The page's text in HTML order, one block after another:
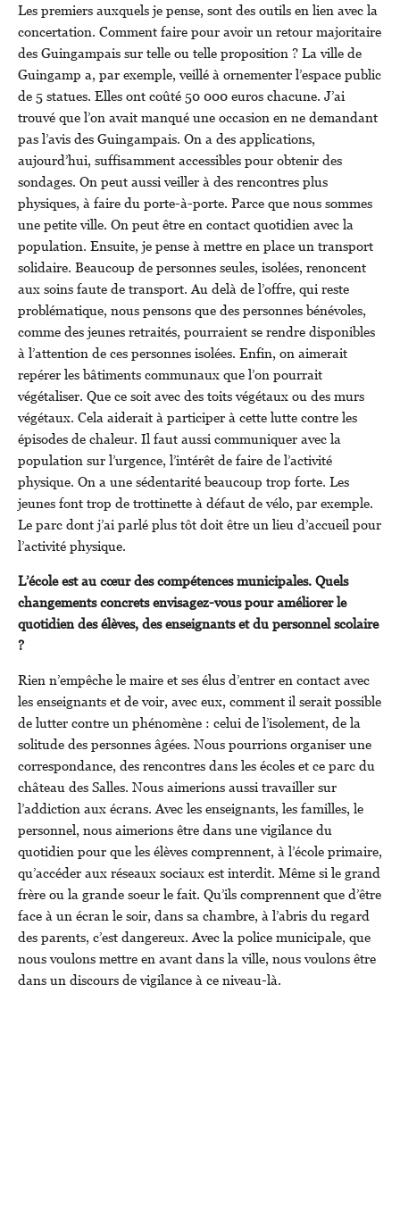
Les premiers auxquels je pense, sont des outils en lien avec la
concertation. Comment faire pour avoir un retour majoritaire
des Guingampais sur telle ou telle proposition ? La ville de
Guingamp a, par exemple, veillé à ornementer l’espace public
de 5 statues. Elles ont coûté 50 000 euros chacune. J’ai
trouvé que l’on avait manqué une occasion en ne demandant
pas l’avis des Guingampais. On a des applications,
aujourd’hui, suffisamment accessibles pour obtenir des
sondages. On peut aussi veiller à des rencontres plus
physiques, à faire du porte-à-porte. Parce que nous sommes
une petite ville. On peut être en contact quotidien avec la
population. Ensuite, je pense à mettre en place un transport
solidaire. Beaucoup de personnes seules, isolées, renoncent
aux soins faute de transport. Au delà de l’offre, qui reste
problématique, nous pensons que des personnes bénévoles,
comme des jeunes retraités, pourraient se rendre disponibles
à l’attention de ces personnes isolées. Enfin, on aimerait
repérer les bâtiments communaux que l’on pourrait
végétaliser. Que ce soit avec des toits végétaux ou des murs
végétaux. Cela aiderait à participer à cette lutte contre les
épisodes de chaleur. Il faut aussi communiquer avec la
population sur l’urgence, l’intérêt de faire de l’activité
physique. On a une sédentarité beaucoup trop forte. Les
jeunes font trop de trottinette à défaut de vélo, par exemple.
Le parc dont j’ai parlé plus tôt doit être un lieu d’accueil pour
l’activité physique.
L’école est au cœur des compétences municipales. Quels
changements concrets envisagez-vous pour améliorer le
quotidien des élèves, des enseignants et du personnel scolaire
?
Rien n’empêche le maire et ses élus d’entrer en contact avec
les enseignants et de voir, avec eux, comment il serait possible
de lutter contre un phénomène : celui de l’isolement, de la
solitude des personnes âgées. Nous pourrions organiser une
correspondance, des rencontres dans les écoles et ce parc du
château des Salles. Nous aimerions aussi travailler sur
l’addiction aux écrans. Avec les enseignants, les familles, le
personnel, nous aimerions être dans une vigilance du
quotidien pour que les élèves comprennent, à l’école primaire,
qu’accéder aux réseaux sociaux est interdit. Même si le grand
frère ou la grande soeur le fait. Qu’ils comprennent que d’être
face à un écran le soir, dans sa chambre, à l’abris du regard
des parents, c’est dangereux. Avec la police municipale, que
nous voulons mettre en avant dans la ville, nous voulons être
dans un discours de vigilance à ce niveau-là.